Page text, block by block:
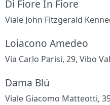
Di Fiore In Fiore
Viale John Fitzgerald
Loiacono Amedeo
Via Carlo Parisi, 29, Vibo
Dama Blú
Viale Giacomo Matteotti,